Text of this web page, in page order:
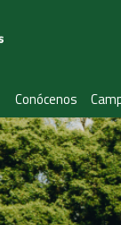
Conócenos